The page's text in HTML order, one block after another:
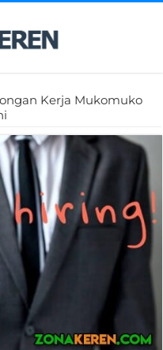
Kerja Mukomuko